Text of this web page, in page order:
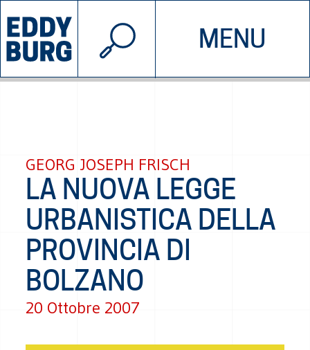
MENU
INIZIATIVE CHI SIAMO
© 2026 EDDYBURG
GEORG JOSEPH FRISCH
LA NUOVA LEGGE
URBANISTICA DELLA
PROVINCIA DI
BOLZANO
20 Ottobre 2007